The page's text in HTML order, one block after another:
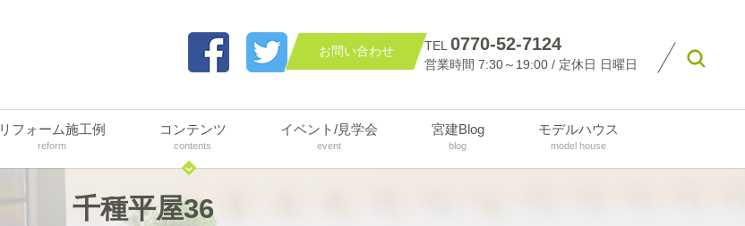
お問い合わせ TEL 0770-52-7124
営業時間 7:30～19:00 / 定休日 日曜日
リフォーム施工例
reform
コンテンツ
contents
イベント/見学会
event
宮建Blog
blog
モデルハウス
model house
千種平屋36